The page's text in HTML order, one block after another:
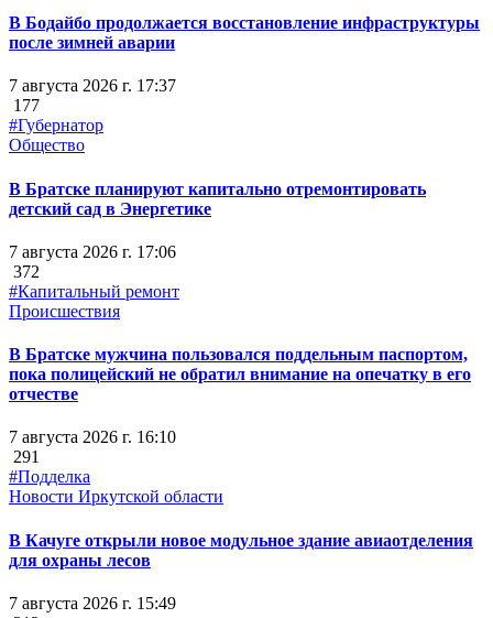
В Бодайбо продолжается восстановление инфраструктуры
после зимней аварии
7 августа 2026 г. 17:37
177
#Губернатор
Общество
В Братске планируют капитально отремонтировать
детский сад в Энергетике
7 августа 2026 г. 17:06
372
#Капитальный ремонт
Происшествия
В Братске мужчина пользовался поддельным паспортом,
пока полицейский не обратил внимание на опечатку в его
отчестве
7 августа 2026 г. 16:10
291
#Подделка
Новости Иркутской области
В Качуге открыли новое модульное здание авиаотделения
для охраны лесов
7 августа 2026 г. 15:49